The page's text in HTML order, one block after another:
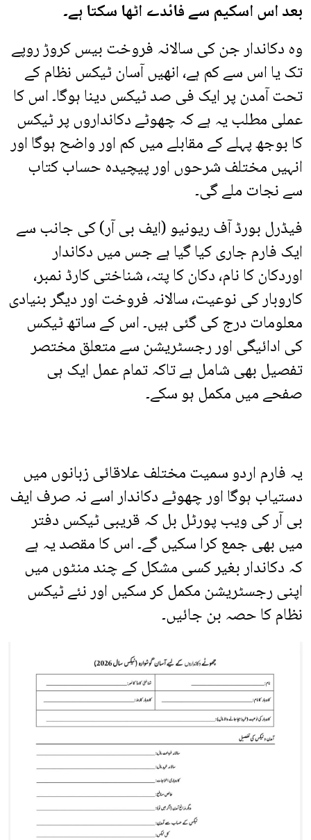
بعد اس اسکیم سے فائدے اٹھا سکتا ہے۔
وہ دکاندار جن کی سالانہ فروخت بیس کروڑ روپے
تک یا اس سے کم ہے، انھیں آسان ٹیکس نظام کے
تحت آمدن پر ایک فی صد ٹیکس دینا ہوگا۔ اس کا
عملی مطلب یہ ہے کہ چھوٹے دکانداروں پر ٹیکس
کا بوجھ پہلے کے مقابلے میں کم اور واضح ہوگا اور
انہیں مختلف شرحوں اور پیچیدہ حساب کتاب
سے نجات ملے گی۔
فیڈرل بورڈ آف ریونیو (ایف بی آر) کی جانب سے
ایک فارم جاری کیا گیا ہے جس میں دکاندار
اوردکان کا نام، دکان کا پتہ، شناختی کارڈ نمبر،
کاروبار کی نوعیت، سالانہ فروخت اور دیگر بنیادی
معلومات درج کی گئی ہیں۔ اس کے ساتھ ٹیکس
کی ادائیگی اور رجسٹریشن سے متعلق مختصر
تفصیل بھی شامل ہے تاکہ تمام عمل ایک ہی
صفحے میں مکمل ہو سکے۔
یہ فارم اردو سمیت مختلف علاقائی زبانوں میں
دستیاب ہوگا اور چھوٹے دکاندار اسے نہ صرف ایف
بی آر کی ویب پورٹل بل کہ قریبی ٹیکس دفتر
میں بھی جمع کرا سکیں گے۔ اس کا مقصد یہ ہے
کہ دکاندار بغیر کسی مشکل کے چند منٹوں میں
اپنی رجسٹریشن مکمل کر سکیں اور نئے ٹیکس
نظام کا حصہ بن جائیں۔